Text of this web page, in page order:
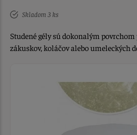
Skladom 3 ks
Studené gély sú dokonalým
zákuskov, koláčov alebo umeleckých